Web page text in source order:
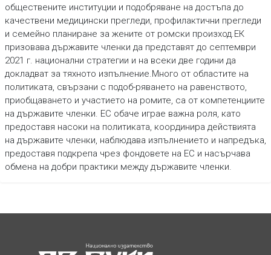
обществените институции и подобряване на достъпа до
качествени медицински прегледи, профилактични прегледи
и семейно планиране за жените от ромски произход.ЕК
призовава държавите членки да представят до септември
2021 г. национални стратегии и на всеки две години да
докладват за тяхното изпълнение.Много от областите на
политиката, свързани с подоб-ряването на равенството,
приобщаването и участието на ромите, са от компетенциите
на държавите членки. ЕС обаче играе важна роля, като
предоставя насоки на политиката, координира действията
на държавите членки, наблюдава изпълнението и напредъка,
предоставя подкрепа чрез фондовете на ЕС и насърчава
обмена на добри практики между държавите членки.